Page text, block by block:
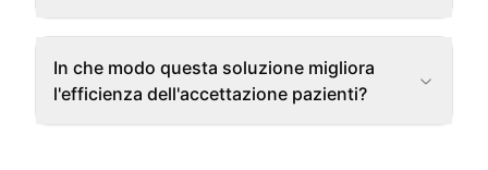
In che modo questa soluzione migliora
l'efficienza dell'accettazione pazienti?